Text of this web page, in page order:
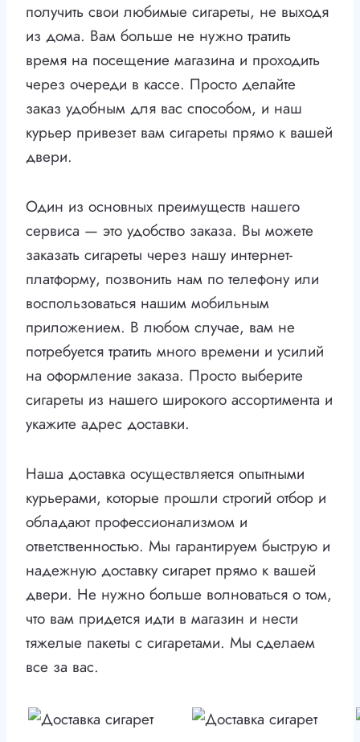
получить свои любимые сигареты, не выходя
из дома. Вам больше не нужно тратить
время на посещение магазина и проходить
через очереди в кассе. Просто делайте
заказ удобным для вас способом, и наш
курьер привезет вам сигареты прямо к вашей
двери.
Один из основных преимуществ нашего
сервиса — это удобство заказа. Вы можете
заказать сигареты через нашу интернет-
платформу, позвонить нам по телефону или
воспользоваться нашим мобильным
приложением. В любом случае, вам не
потребуется тратить много времени и усилий
на оформление заказа. Просто выберите
сигареты из нашего широкого ассортимента и
укажите адрес доставки.
Наша доставка осуществляется опытными
курьерами, которые прошли строгий отбор и
обладают профессионализмом и
ответственностью. Мы гарантируем быструю и
надежную доставку сигарет прямо к вашей
двери. Не нужно больше волноваться о том,
что вам придется идти в магазин и нести
тяжелые пакеты с сигаретами. Мы сделаем
все за вас.